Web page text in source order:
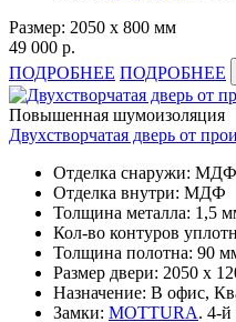
Размер: 2050 x 800 мм
49 000 р.
ПОДРОБНЕЕ ПОДРОБНЕЕ
Повышенная шумоизоляция
Двухстворчатая дверь от
Отделка снаружи: МДФ
Отделка внутри: МДФ
Толщина металла: 1,5
Кол-во контуров
Толщина полотна: 90
Размер двери: 2050 x
Назначение: В офис,
Замки: MOTTURA. 4-й